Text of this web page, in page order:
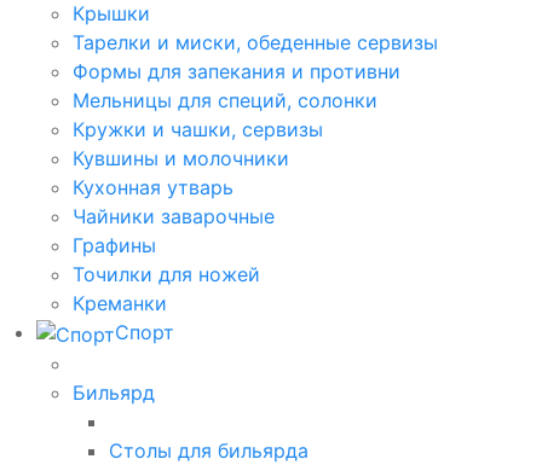
Крышки
Тарелки и миски, обеденные сервизы
Формы для запекания и противни
Мельницы для специй, солонки
Кружки и чашки, сервизы
Кувшины и молочники
Кухонная утварь
Чайники заварочные
Графины
Точилки для ножей
Креманки
Спорт
Бильярд
Столы для бильярда